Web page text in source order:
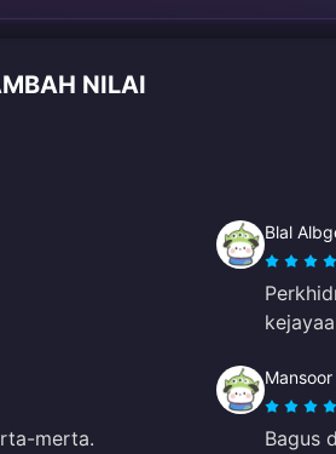
NILAI
Blal
merta. Bagus